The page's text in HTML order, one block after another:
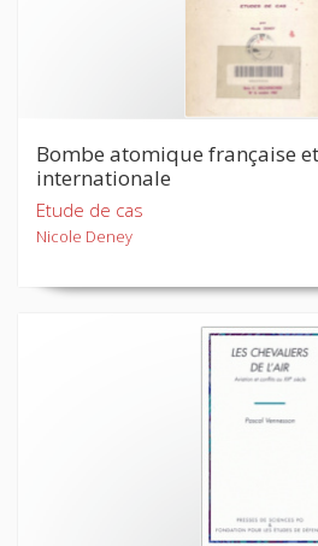
Bombe atomique française
internationale
Etude de cas
Nicole Deney